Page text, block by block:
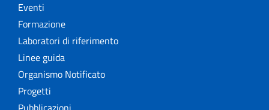
Eventi
Formazione
Laboratori di riferimento
Linee guida
Organismo Notificato
Progetti